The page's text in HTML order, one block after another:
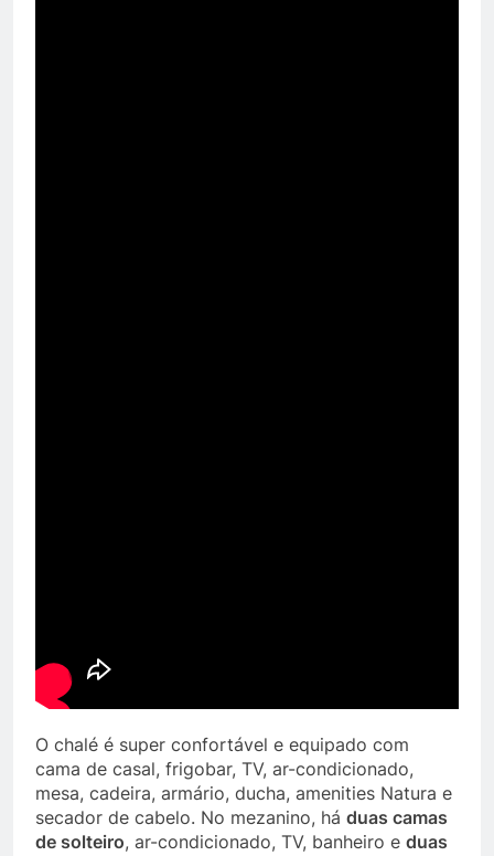
O chalé é super confortável e equipado com
cama de casal, frigobar, TV, ar-condicionado,
mesa, cadeira, armário, ducha, amenities Natura e
secador de cabelo. No mezanino, há duas camas
de solteiro, ar-condicionado, TV, banheiro e duas